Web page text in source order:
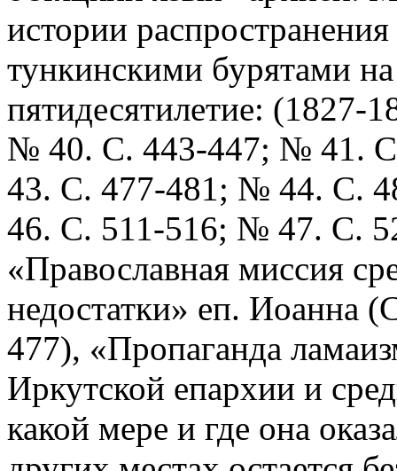
истории
тункинскими бурятами
пятидесятилетие:
№ 40. С. 443-447; № 41.
43. С. 477-481; № 44. С.
46. С. 511-516; № 47. С.
«Православная миссия
недостатки» еп. Иоанна
477), «Пропаганда
Иркутской епархии и
какой мере и где она